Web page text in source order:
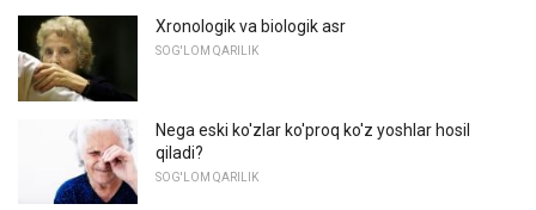
Xronologik va biologik asr
SOG'LOM QARILIK
Nega eski ko'zlar ko'proq ko'z yoshlar hosil
qiladi?
SOG'LOM QARILIK